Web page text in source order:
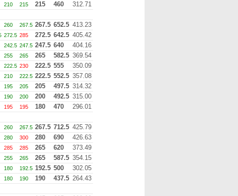
210 215 215 460
312.71
260 267.5 267.5 652.5 413.23
272.5 285 272.5 642.5 405.42
242.5 247.5 247.5 640
404.16
255 265 265 582.5 369.54
222.5 230 222.5 555
350.09
210 222.5 222.5 552.5 357.08
195 205 205 497.5 314.32
190 200 200 492.5 315.00
195 195 180 470
296.01
260 267.5 267.5 712.5 425.79
280 300 280 690
426.63
285 285 265 620
373.49
255 265 265 587.5 354.15
180 192.5 192.5 500
302.05
180 190 190 437.5 264.43